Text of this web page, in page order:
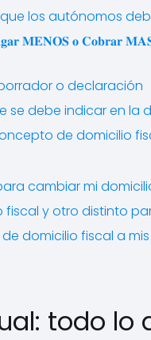
los autónomos
𝐏𝐚𝐠𝐚𝐫 𝐌𝐄𝐍𝐎𝐒 𝐨
o declaración
se debe indicar en la
de domicilio
cambiar mi
fiscal y otro distinto
domicilio fiscal a
todo lo